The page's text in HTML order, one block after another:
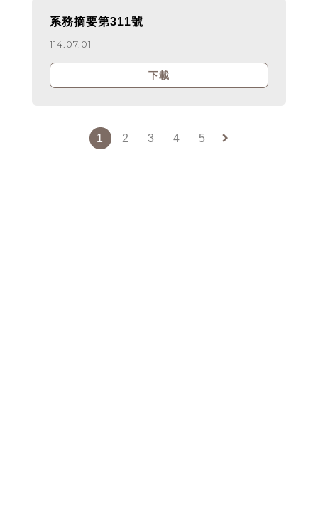
系務摘要第311號
114.07.01
下載
1 2 3 4 5 keyboard_arrow_right